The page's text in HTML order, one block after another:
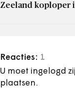
Zeeland koploper
Reacties: 1
U moet ingelogd
plaatsen.